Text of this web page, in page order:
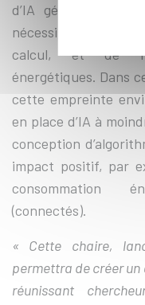
d’IA générative et
nécessitent de plus
calcul, et de
énergétiques. Dans
cette empreinte
en place d’IA à
conception
impact positif, par
consommation
(connectés).
« Cette chaire,
permettra de créer
réunissant